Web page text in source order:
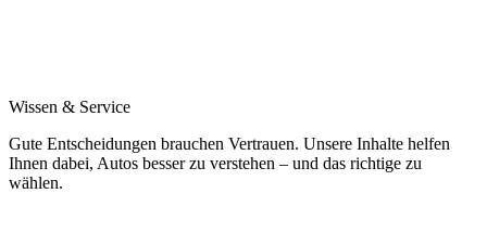
Wissen & Service
Gute Entscheidungen brauchen Vertrauen. Unsere Inhalte helfen
Ihnen dabei, Autos besser zu verstehen – und das richtige zu
wählen.